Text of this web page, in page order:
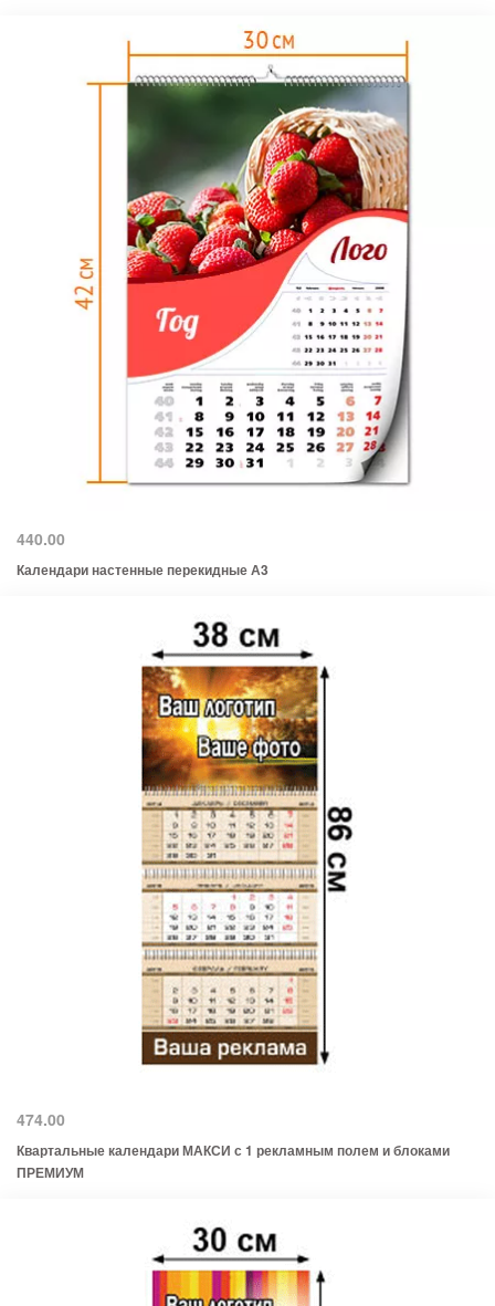
440.00
Календари настенные перекидные А3
474.00
Квартальные календари МАКСИ с 1 рекламным полем и блоками
ПРЕМИУМ